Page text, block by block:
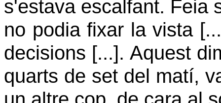
s'estava escalfant. Feia
no podia fixar la vista
decisions [...]. Aquest
quarts de set del matí,